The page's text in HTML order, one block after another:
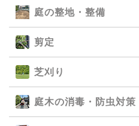
庭の整地・整備
剪定
芝刈り
庭⽊の消毒・防⾍対策